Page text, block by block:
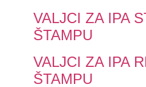
VALJCI ZA IPA
ŠTAMPU
VALJCI ZA IPA
ŠTAMPU